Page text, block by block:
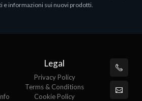
e informazioni sui nuovi prodotti.
Legal
Privacy Policy
Terms & Conditions
Cookie Policy